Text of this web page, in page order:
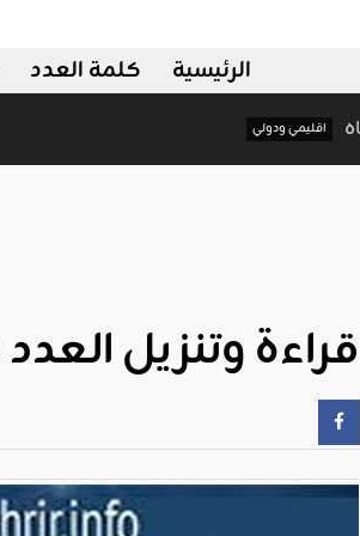
كلمة العدد الرئيسية
الإتجاه
قراءة وتنزيل العدد 290 من جريدة التحرير